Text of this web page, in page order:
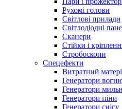
Рухомі голови
Світлові прилади
Світлодіодні
Сканери
Стійки і
Стробоскопи
Спецефекти
Витратний
Генератори
Генератори
Генератори піни
Генератори снігу